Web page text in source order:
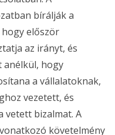
bírálják a
először
az irányt, és
anélkül, hogy
a vállalatoknak,
vezetett, és
vetett bizalmat. A
követelmény